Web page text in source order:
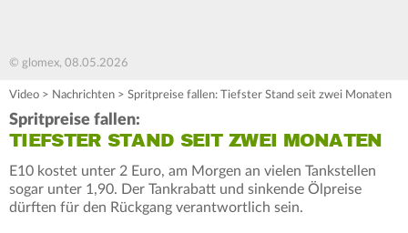
© glomex, 08.05.2026
Video > Nachrichten > Spritpreise fallen: Tiefster Stand seit zwei Monaten
Spritpreise fallen:
TIEFSTER STAND SEIT ZWEI MONATEN
E10 kostet unter 2 Euro, am Morgen an vielen Tankstellen
sogar unter 1,90. Der Tankrabatt und sinkende Ölpreise
dürften für den Rückgang verantwortlich sein.